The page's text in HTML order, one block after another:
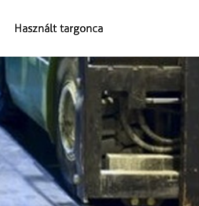
Használt targonca